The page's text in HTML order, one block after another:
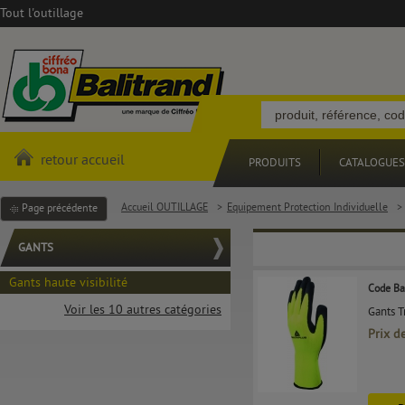
Tout l'outillage
retour accueil PRODUITS CATALOGUES
Page précédente Accueil OUTILLAGE > Equipement Protection Individuelle >
GANTS
Gants haute visibilité
Voir les 10 autres catégories
Code
Gants
Prix